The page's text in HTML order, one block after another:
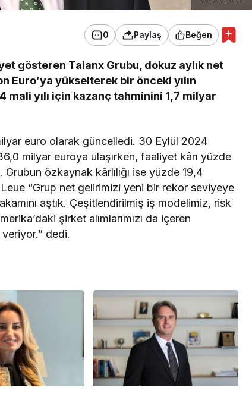
0 Paylaş Beğen
gösteren Talanx Grubu, dokuz aylık net
Euro’ya yükselterek bir önceki yılın
mali yılı için kazanç tahminini 1,7 milyar
euro olarak güncelledi. 30 Eylül 2024
milyar euroya ulaşırken, faaliyet kârı yüzde
özkaynak kârlılığı ise yüzde 19,4
“Grup net gelirimizi yeni bir rekor seviyeye
aştık. Çeşitlendirilmiş iş modelimiz, risk
şirket alımlarımızı da içeren
dedi.